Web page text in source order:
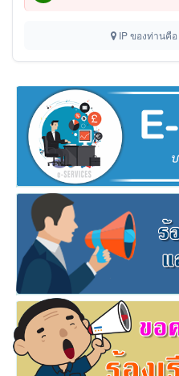
IP ของท่านคือ